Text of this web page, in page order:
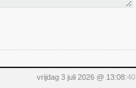
vrijdag 3 juli 2026 @ 13:08:40